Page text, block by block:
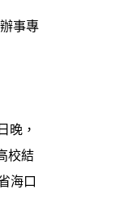
事專
晚，
校結
海口